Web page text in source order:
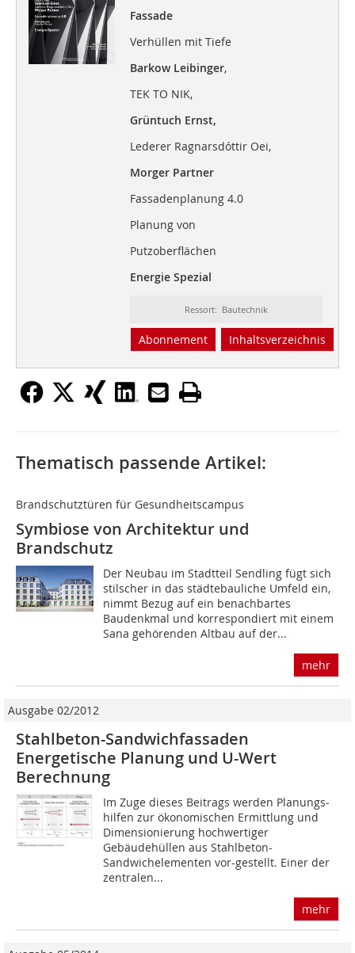
Fassade
Verhüllen mit Tiefe
Barkow Leibinger,
TEK TO NIK,
Grüntuch Ernst,
Lederer Ragnarsdóttir Oei,
Morger Partner
Fassadenplanung 4.0
Planung von
Putzoberflächen
Energie Spezial
Ressort: Bautechnik
Abonnement Inhaltsverzeichnis
Thematisch passende Artikel:
Brandschutztüren für Gesundheitscampus
Symbiose von Architektur und
Brandschutz
Der Neubau im Stadtteil Sendling fügt sich
stilscher in das städtebauliche Umfeld ein,
nimmt Bezug auf ein benachbartes
Baudenkmal und korrespondiert mit einem
Sana gehörenden Altbau auf der...
mehr
Ausgabe 02/2012
Stahlbeton-Sandwichfassaden
Energetische Planung und U-Wert
Berechnung
Im Zuge dieses Beitrags werden Planungs­
hilfen zur ökonomischen Ermittlung und
Dimensionierung hochwertiger
Gebäudehüllen aus Stahlbeton-
Sandwichelementen vor­-gestellt. Einer der
zentralen...
mehr